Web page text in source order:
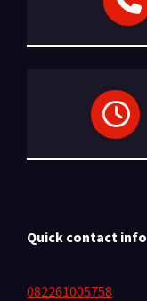
Quick contact info
082261005758